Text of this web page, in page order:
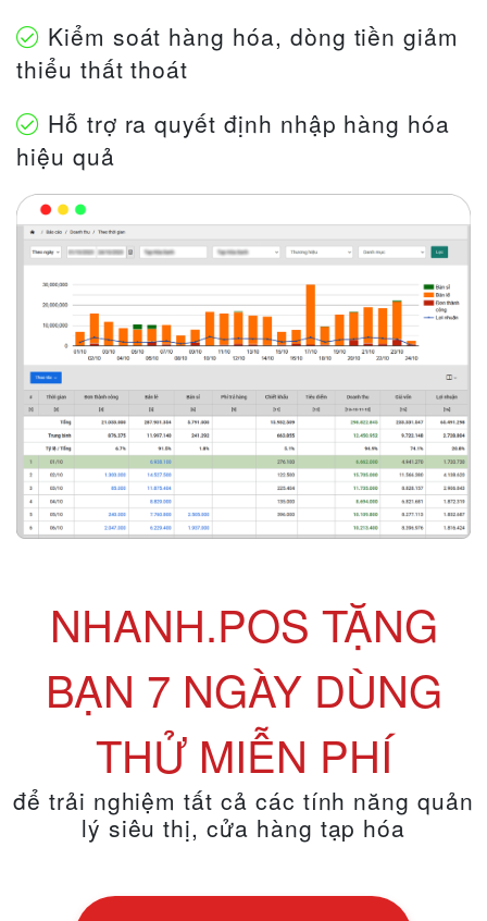
Kiểm soát hàng hóa, dòng tiền giảm
thiểu thất thoát
Hỗ trợ ra quyết định nhập hàng hóa
hiệu quả
NHANH.POS TẶNG
BẠN 7 NGÀY DÙNG
THỬ MIỄN PHÍ
để trải nghiệm tất cả các tính năng quản
lý siêu thị, cửa hàng tạp hóa